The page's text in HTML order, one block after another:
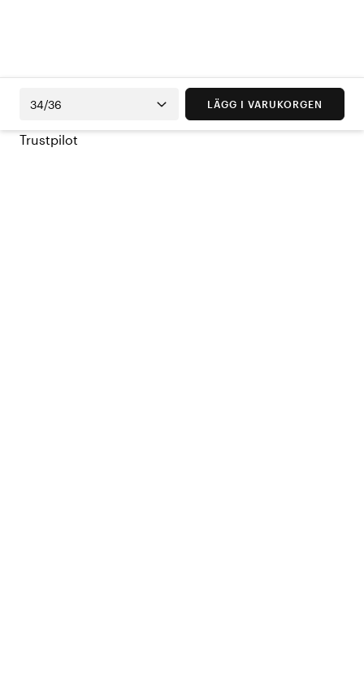
34/36 LÄGG I VARUKORGEN
Trustpilot